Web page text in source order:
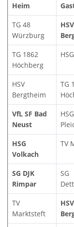
Heim
TG 48
Würzburg
HSV
TG 1862
Höchberg
HSV
Bergtheim
TG
VfL SF Bad
Neust
HSG
HSG
Volkach
TV
SG DJK
Rimpar
SG
TV
Marktsteft
HSV